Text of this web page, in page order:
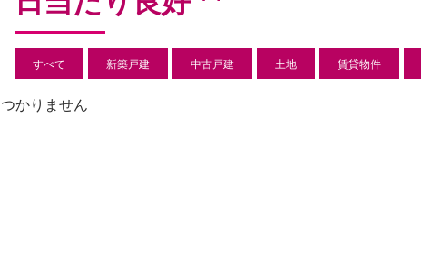
すべて 新築戸建 中古戸建 土地 賃貸物件
つかりません